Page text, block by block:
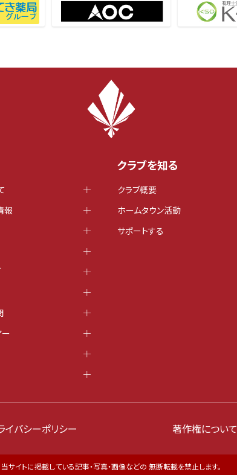
報
ー
クラブを知る
クラブ概要
ホームタウン活動
サポートする
イバシーポリシー 著作権について
当サイトに掲載している記事・写真・画像などの 無断転載を禁止します。